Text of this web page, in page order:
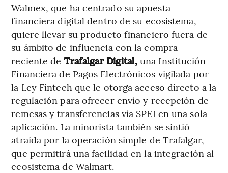
Walmex, que ha centrado su apuesta
financiera digital dentro de su ecosistema,
quiere llevar su producto financiero fuera de
su ámbito de influencia con la compra
reciente de Trafalgar Digital,una Institución
Financiera de Pagos Electrónicos vigilada por
la Ley Fintech que le otorga acceso directo a la
regulación para ofrecer envío y recepción de
remesas y transferencias vía SPEI en una sola
aplicación. La minorista también se sintió
atraída por la operación simple de Trafalgar,
que permitirá una facilidad en la integración al
ecosistema de Walmart.